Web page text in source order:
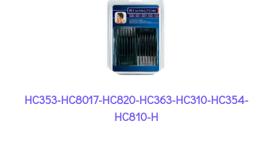
HC353-HC8017-HC820-HC363-HC310-HC354-
HC810-H